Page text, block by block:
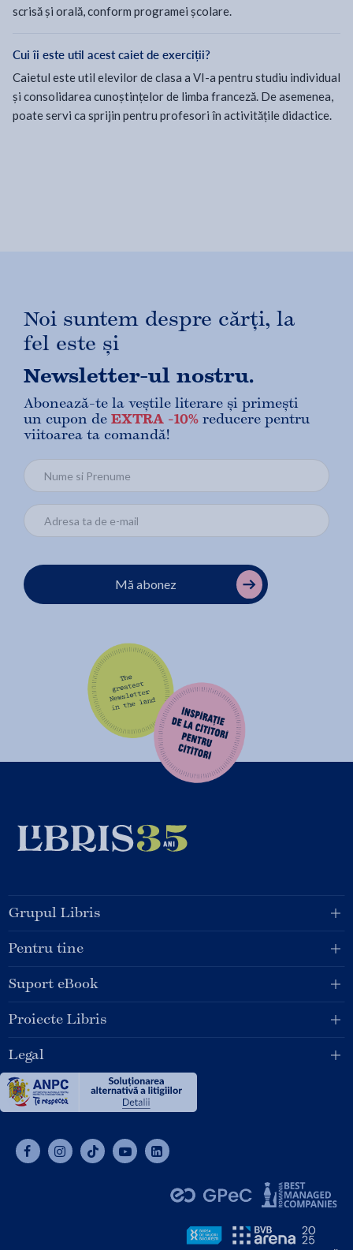
scrisă și orală, conform programei școlare.
Cui îi este util acest caiet de exerciții?
Caietul este util elevilor de clasa a VI-a pentru studiu individual
și consolidarea cunoștințelor de limba franceză. De asemenea,
poate servi ca sprijin pentru profesori în activitățile didactice.
Noi suntem despre cărți, la
fel este și
Newsletter-ul nostru.
Abonează-te la veștile literare și primești
un cupon de EXTRA -10% reducere pentru
viitoarea ta comandă!
Mă abonez
Grupul Libris
Pentru tine
Suport eBook
Proiecte Libris
Legal